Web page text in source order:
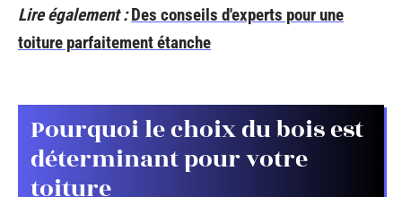
Lire également : Des conseils d'experts pour une
toiture parfaitement étanche
Pourquoi le choix du bois est
déterminant pour votre
toiture